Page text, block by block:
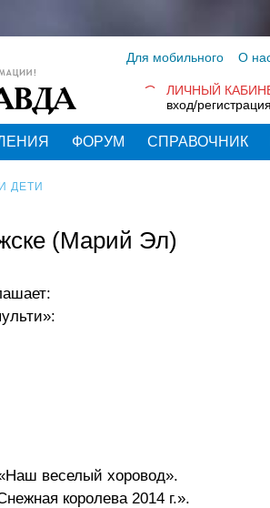
Для мобильного О
ЛИЧНЫЙ
вход/регистрация
ФОРУМ СПРАВОЧНИК
ДЕТИ
(Марий Эл)
веселый хоровод».
королева 2014 г.».